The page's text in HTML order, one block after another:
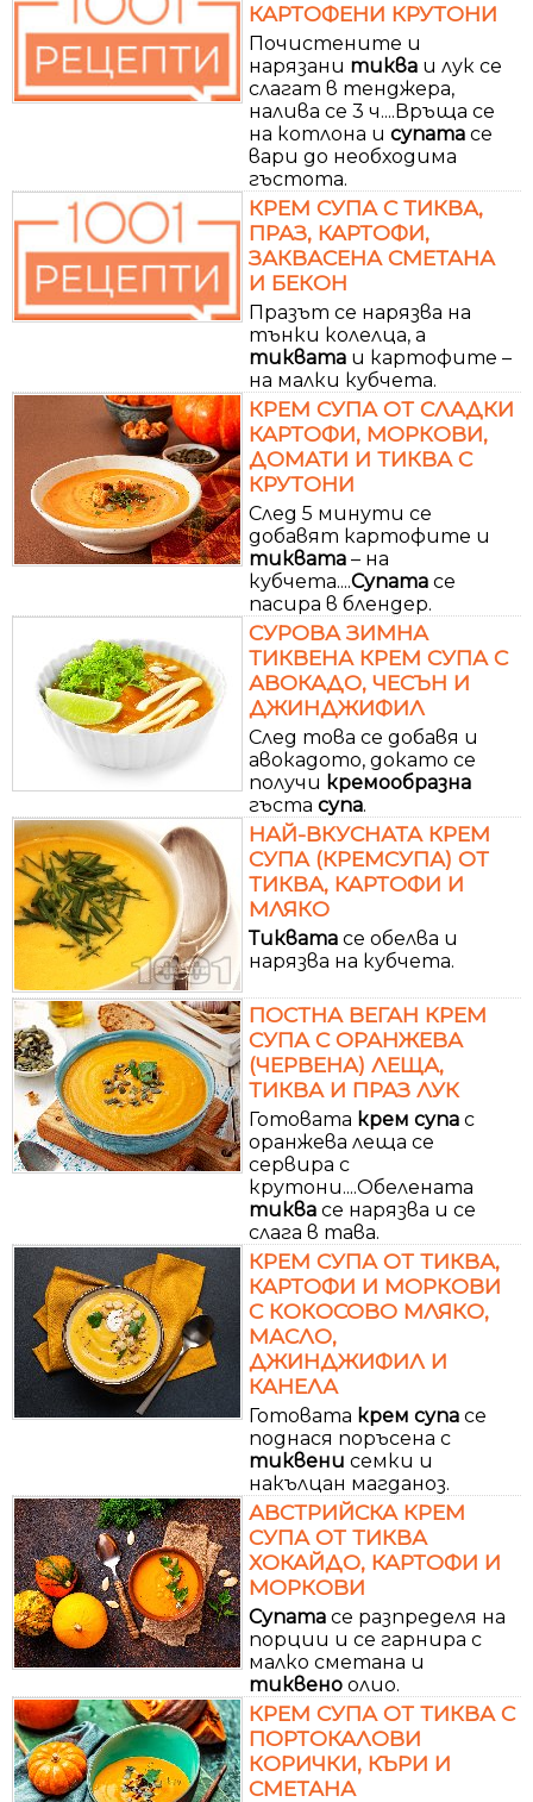
КАРТОФЕНИ КРУТОНИ
Почистените и
нарязани тиква и лук се
слагат в тенджера,
налива се 3 ч....Връща се
на котлона и супата се
вари до необходима
гъстота.
КРЕМ СУПА С ТИКВА,
ПРАЗ, КАРТОФИ,
ЗАКВАСЕНА СМЕТАНА
И БЕКОН
Празът се нарязва на
тънки колелца, а
тиквата и картофите –
на малки кубчета.
КРЕМ СУПА ОТ СЛАДКИ
КАРТОФИ, МОРКОВИ,
ДОМАТИ И ТИКВА С
КРУТОНИ
След 5 минути се
добавят картофите и
тиквата – на
кубчета....Супата се
пасира в блендер.
СУРОВА ЗИМНА
ТИКВЕНА КРЕМ СУПА С
АВОКАДО, ЧЕСЪН И
ДЖИНДЖИФИЛ
След това се добавя и
авокадото, докато се
получи кремообразна
гъста супа.
НАЙ-ВКУСНАТА КРЕМ
СУПА (КРЕМСУПА) ОТ
ТИКВА, КАРТОФИ И
МЛЯКО
Тиквата се обелва и
нарязва на кубчета.
ПОСТНА ВЕГАН КРЕМ
СУПА С ОРАНЖЕВА
(ЧЕРВЕНА) ЛЕЩА,
ТИКВА И ПРАЗ ЛУК
Готовата крем супа с
оранжева леща се
сервира с
крутони....Обелената
тиква се нарязва и се
слага в тава.
КРЕМ СУПА ОТ ТИКВА,
КАРТОФИ И МОРКОВИ
С КОКОСОВО МЛЯКО,
МАСЛО,
ДЖИНДЖИФИЛ И
КАНЕЛА
Готовата крем супа се
поднася поръсена с
тиквени семки и
накълцан магданоз.
АВСТРИЙСКА КРЕМ
СУПА ОТ ТИКВА
ХОКАЙДО, КАРТОФИ И
МОРКОВИ
Супата се разпределя на
порции и се гарнира с
малко сметана и
тиквено олио.
КРЕМ СУПА ОТ ТИКВА С
ПОРТОКАЛОВИ
КОРИЧКИ, КЪРИ И
СМЕТАНА